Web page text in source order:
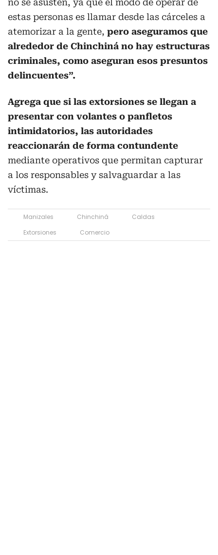
no se asusten, ya que el modo de operar de
estas personas es llamar desde las cárceles a
atemorizar a la gente, pero aseguramos que
alrededor de Chinchiná no hay estructuras
criminales, como aseguran esos presuntos
delincuentes”.
Agrega que si las extorsiones se llegan a
presentar con volantes o panfletos
intimidatorios, las autoridades
reaccionarán de forma contundente
mediante operativos que permitan capturar
a los responsables y salvaguardar a las
víctimas.
Manizales Chinchiná
Caldas
Extorsiones
Comercio